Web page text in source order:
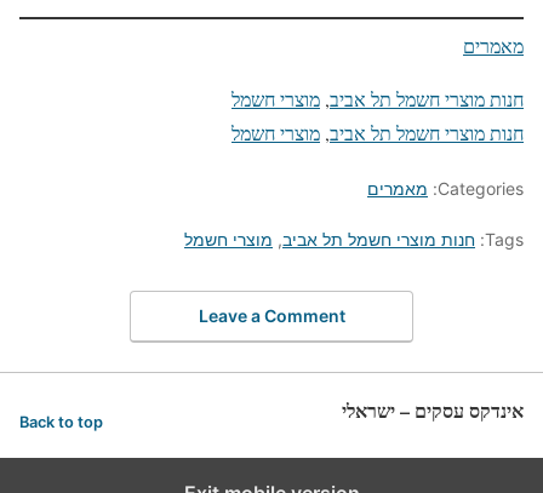
מאמרים
חנות מוצרי חשמל תל אביב, מוצרי חשמל
חנות מוצרי חשמל תל אביב, מוצרי חשמל
Categories: מאמרים
Tags: חנות מוצרי חשמל תל אביב, מוצרי חשמל
Leave a Comment
אינדקס עסקים – ישראלי Back to top